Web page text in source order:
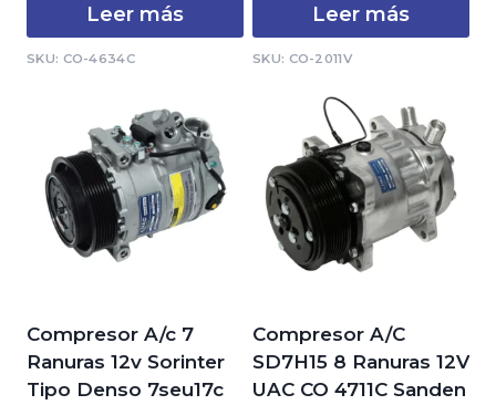
Leer más
SKU: CO-4634C
Leer más
SKU: CO-2011V
Compresor A/c 7
Ranuras 12v Sorinter
Tipo Denso 7seu17c
Compresor A/C
SD7H15 8 Ranuras 12V
UAC CO 4711C Sanden